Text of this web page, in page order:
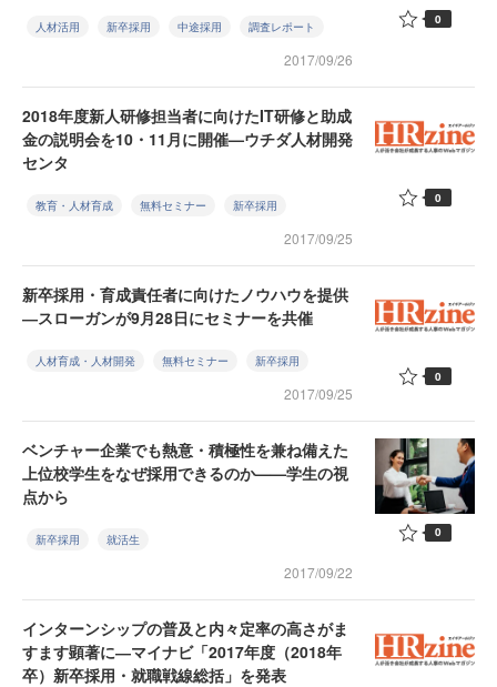
人材活用 新卒採用 中途採用 調査レポート
2017/09/26
0
2018年度新人研修担当者に向けたIT研修と助成
金の説明会を10・11月に開催—ウチダ人材開発
センタ
教育・人材育成 無料セミナー 新卒採用
2017/09/25
0
新卒採用・育成責任者に向けたノウハウを提供
―スローガンが9月28日にセミナーを共催
人材育成・人材開発 無料セミナー 新卒採用
2017/09/25
0
ベンチャー企業でも熱意・積極性を兼ね備えた
上位校学生をなぜ採用できるのか——学生の視
点から
新卒採用 就活生
2017/09/22
0
インターンシップの普及と内々定率の高さがま
すます顕著に―マイナビ「2017年度（2018年
卒）新卒採用・就職戦線総括」を発表